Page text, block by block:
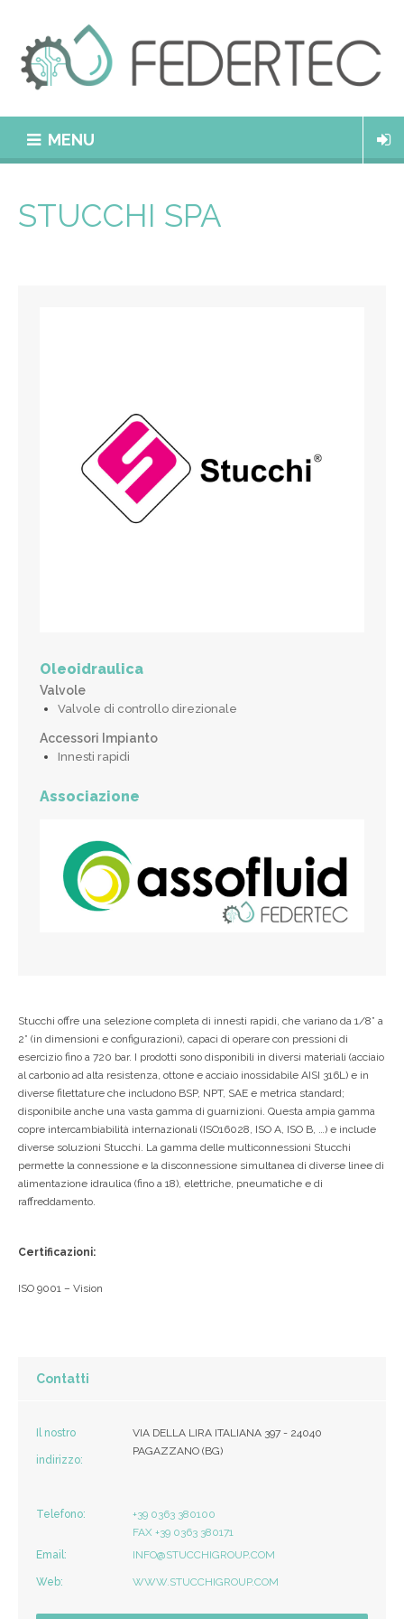
MENU
STUCCHI SPA
Oleoidraulica
Valvole
Valvole di controllo direzionale
Accessori Impianto
Innesti rapidi
Associazione
Stucchi offre una selezione completa di innesti rapidi, che variano da 1/8” a
2” (in dimensioni e configurazioni), capaci di operare con pressioni di
esercizio fino a 720 bar. I prodotti sono disponibili in diversi materiali (acciaio
al carbonio ad alta resistenza, ottone e acciaio inossidabile AISI 316L) e in
diverse filettature che includono BSP, NPT, SAE e metrica standard;
disponibile anche una vasta gamma di guarnizioni. Questa ampia gamma
copre intercambiabilità internazionali (ISO16028, ISO A, ISO B, …) e include
diverse soluzioni Stucchi. La gamma delle multiconnessioni Stucchi
permette la connessione e la disconnessione simultanea di diverse linee di
alimentazione idraulica (fino a 18), elettriche, pneumatiche e di
raffreddamento.
Certificazioni:
ISO 9001 – Vision
Contatti
Il nostro
indirizzo:
VIA DELLA LIRA ITALIANA 397 - 24040
PAGAZZANO (BG)
Telefono:
+39 0363 380100
FAX +39 0363 380171
Email:
INFO@STUCCHIGROUP.COM
Web: WWW.STUCCHIGROUP.COM